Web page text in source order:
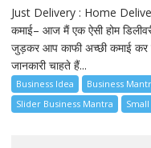
Just Delivery : Home
कमाई– आज मैं एक ऐसी होम
जुड़कर आप काफी अच्छी कमाई कर
जानकारी चाहते हैं...
Business Idea Business
Slider Business Mantra